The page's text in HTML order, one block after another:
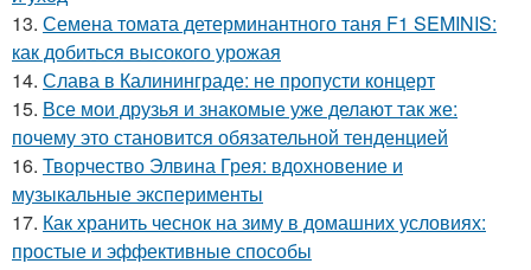
13. Семена томата детерминантного таня F1 SEMINIS:
как добиться высокого урожая
14. Слава в Калининграде: не пропусти концерт
15. Все мои друзья и знакомые уже делают так же:
почему это становится обязательной тенденцией
16. Творчество Элвина Грея: вдохновение и
музыкальные эксперименты
17. Как хранить чеснок на зиму в домашних условиях:
простые и эффективные способы